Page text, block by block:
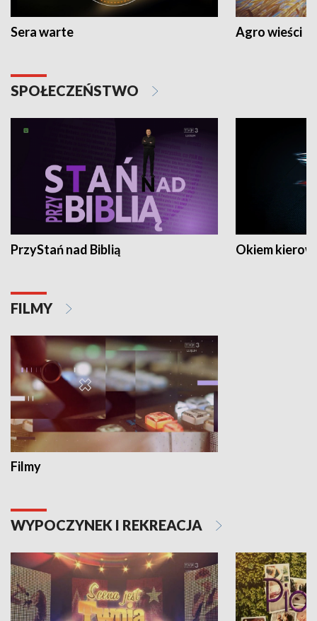
Sera warte Agro wieści
SPOŁECZEŃSTWO
PrzyStań nad Biblią Okiem
FILMY
Filmy
WYPOCZYNEK I REKREACJA